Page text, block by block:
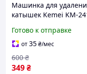
Машинка для
катышек Kemei KM-
Готово к отправке
от35₴/мес
349₴
600 ₴